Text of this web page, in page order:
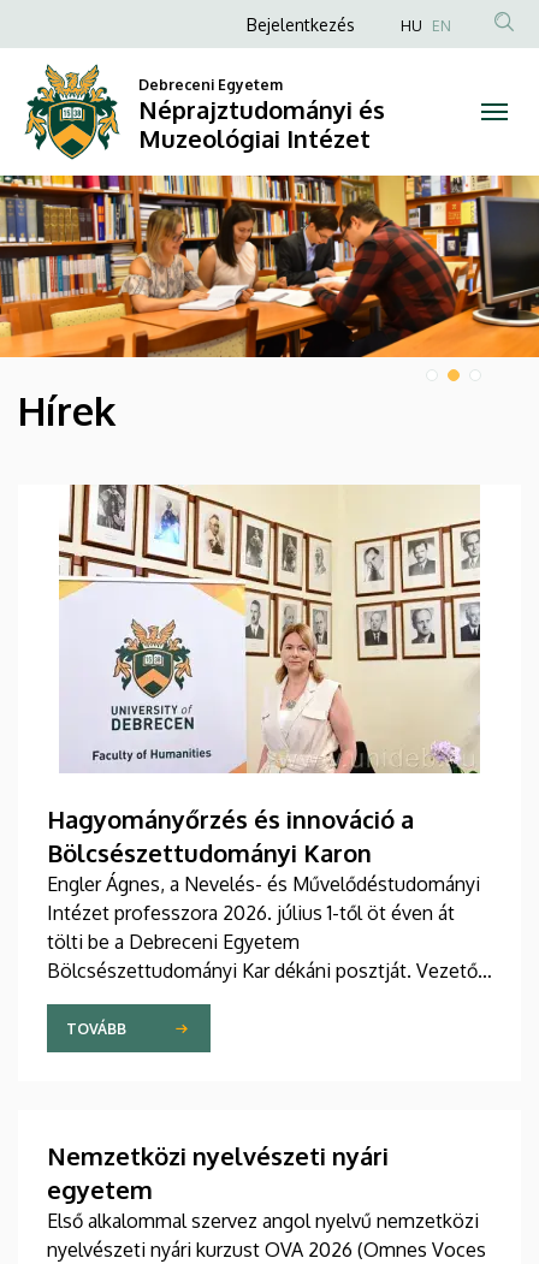
Néprajztudományi
és
Muzeológiai
Intézet
Anonim
fiók
menüje
Bejelentkezés HU EN
Debreceni Egyetem
Néprajztudományi és
Muzeológiai Intézet
DIAVETÍTÉS
HÍREK
Hírek
Hagyományőrzés és innováció a
Bölcsészettudományi Karon
Engler Ágnes, a Nevelés- és Művelődéstudományi
Intézet professzora 2026. július 1-től öt éven át
tölti be a Debreceni Egyetem
Bölcsészettudományi Kar dékáni posztját. Vezetői
stratégiájában fontos szerepet szán a kar
hagyományainak, a bölcsészképzés klasszikus
normáinak megőrzésének, egyben reagálva a
terén.
TOVÁBB
Nemzetközi nyelvészeti nyári
egyetem
Első alkalommal szervez angol nyelvű nemzetközi
nyelvészeti nyári kurzust OVA 2026 (Omnes Voces